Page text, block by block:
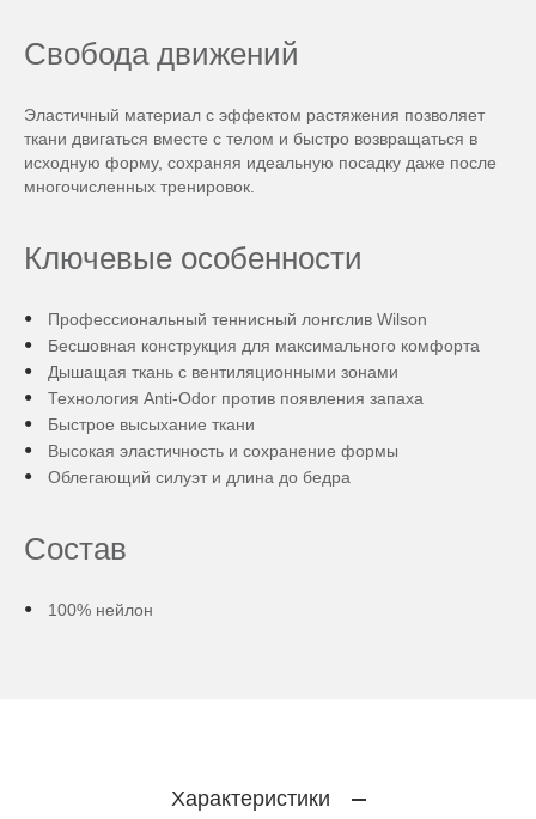
Свобода движений
Эластичный материал с эффектом растяжения позволяет
ткани двигаться вместе с телом и быстро возвращаться в
исходную форму, сохраняя идеальную посадку даже после
многочисленных тренировок.
Ключевые особенности
Профессиональный теннисный лонгслив Wilson
Бесшовная конструкция для максимального комфорта
Дышащая ткань с вентиляционными зонами
Технология Anti-Odor против появления запаха
Быстрое высыхание ткани
Высокая эластичность и сохранение формы
Облегающий силуэт и длина до бедра
Состав
100% нейлон
Характеристики